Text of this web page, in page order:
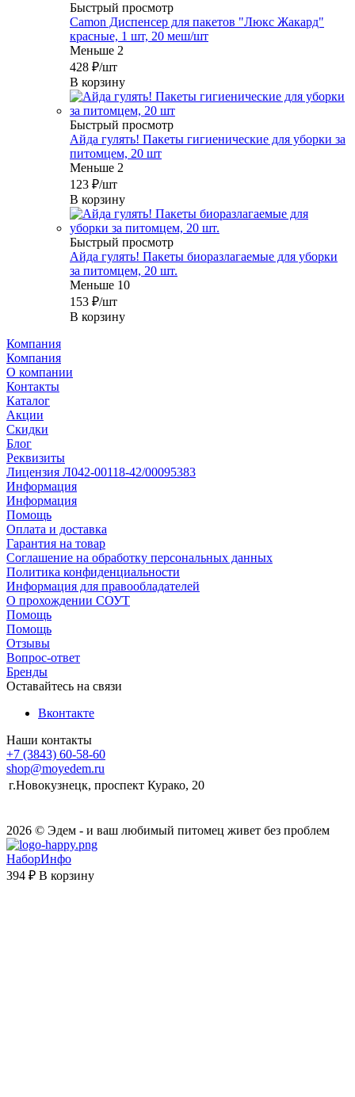
Быстрый просмотр
Camon Диспенсер для пакетов "Люкс Жакард"
красные, 1 шт, 20 меш/шт
Меньше 2
428 ₽/шт
В корзину
Быстрый просмотр
Айда гулять! Пакеты гигиенические для уборки за
питомцем, 20 шт
Меньше 2
123 ₽/шт
В корзину
Быстрый просмотр
Айда гулять! Пакеты биоразлагаемые для уборки
за питомцем, 20 шт.
Меньше 10
153 ₽/шт
В корзину
Компания
Компания
О компании
Контакты
Каталог
Акции
Скидки
Блог
Реквизиты
Лицензия Л042-00118-42/00095383
Информация
Информация
Помощь
Оплата и доставка
Гарантия на товар
Соглашение на обработку персональных данных
Политика конфиденциальности
Информация для правообладателей
О прохождении СОУТ
Помощь
Помощь
Отзывы
Вопрос-ответ
Бренды
Оставайтесь на связи
Вконтакте
Наши контакты
+7 (3843) 60-58-60
shop@moyedem.ru
г.Новокузнецк, проспект Курако, 20
2026 © Эдем - и ваш любимый питомец живет без проблем
НаборИнфо
394 ₽ В корзину